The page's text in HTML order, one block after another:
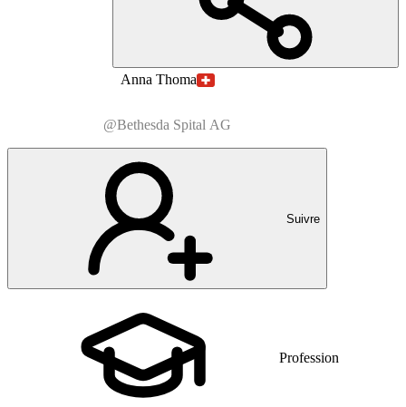
Anna Thoma
@Bethesda Spital AG
Suivre
Profession